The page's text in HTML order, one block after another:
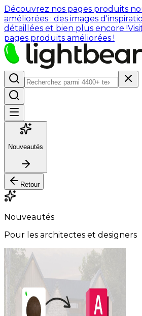
Découvrez nos pages produits
améliorées : des images
détaillées et bien plus encore !
pages produits améliorées !
Nouveautés
Retour
Nouveautés
Pour les architectes et designers